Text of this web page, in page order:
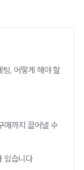
팅, 어떻게 해야 할
매까지 끌어낼 수
있습니다